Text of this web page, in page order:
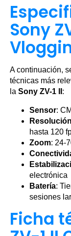
Sony
A continuación,
técnicas más
la Sony ZV-1 II :
Sensor:
hasta 120
Zoom: 24-
electrónica
Batería:
sesiones
Ficha